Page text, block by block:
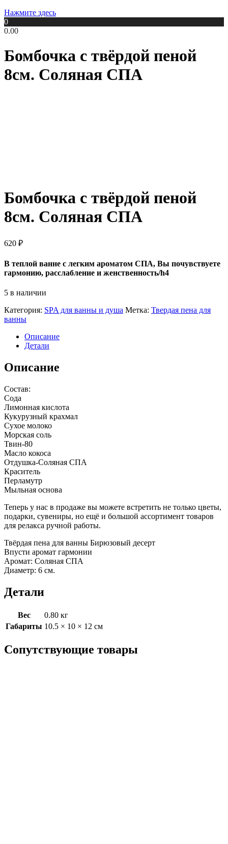
Нажмите здесь
0
0.00
Бомбочка с твёрдой пеной
8см. Соляная СПА
Бомбочка с твёрдой пеной
8см. Соляная СПА
620 ₽
В теплой ванне с легким ароматом СПА, Вы почувствуете
гармонию, расслабление и женственность/h4
5 в наличии
Категория: SPA для ванны и душа Метка: Твердая пена для
ванны
Описание
Детали
Описание
Состав:
Сода
Лимонная кислота
Кукурузный крахмал
Сухое молоко
Морская соль
Твин-80
Масло кокоса
Отдушка-Соляная СПА
Краситель
Перламутр
Мыльная основа
Теперь у нас в продаже вы можете встретить не только цветы,
подарки, сувениры, но ещё и большой ассортимент товаров
для релакса ручной работы.
Твёрдая пена для ванны Бирюзовый десерт
Впусти аромат гармонии
Аромат: Соляная СПА
Диаметр: 6 см.
Детали
Вес
0.80 кг
Габариты 10.5 × 10 × 12 см
Сопутствующие товары